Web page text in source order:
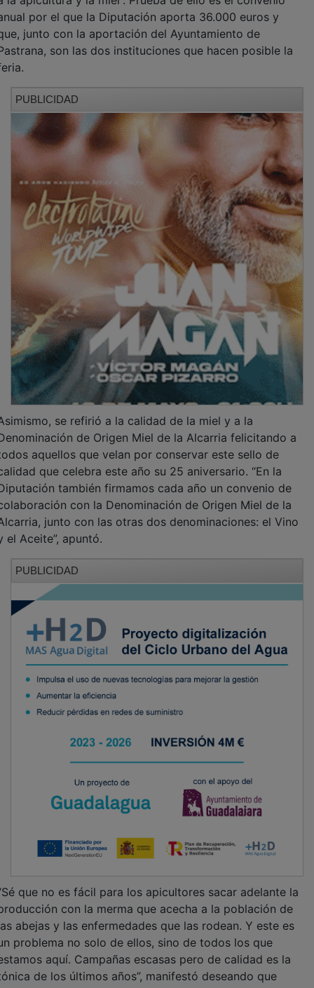
por el que la Diputación aporta 36.000 euros y
junto con la aportación del Ayuntamiento de
son las dos instituciones que hacen posible la
de Origen Miel de la Alcarria felicitando a
aquellos que velan por conservar este sello de
que celebra este año su 25 aniversario. “En la
también firmamos cada año un convenio de
con la Denominación de Origen Miel de la
junto con las otras dos denominaciones: el Vino
el Aceite”, apuntó.
con la merma que acecha a la población de
abejas y las enfermedades que las rodean. Y este es
problema no solo de ellos, sino de todos los que
aquí. Campañas escasas pero de calidad es la
de los últimos años”, manifestó deseando que
cuatro días sirvan “para sacar conclusiones que